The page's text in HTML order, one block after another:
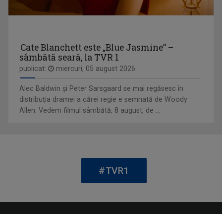
„Să dedicăm măcar 5 minute limbii române!” ...
MARINA CONSTANTINESCU
Cate Blanchett este „Blue Jasmine” –
sâmbătă seară, la TVR 1
publicat: miercuri, 05 august 2026
Alec Baldwin şi Peter Sarsgaard se mai regăsesc în
distribuţia dramei a cărei regie e semnată de Woody
Allen. Vedem filmul sâmbătă, 8 august, de ...
#TVR1